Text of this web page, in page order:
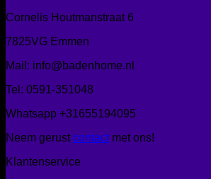
Cornelis Houtmanstraat 6
7825VG Emmen
Mail: info@badenhome.nl
Tel: 0591-351048
Whatsapp +31655194095
Neem gerustcontact met ons!
Klantenservice